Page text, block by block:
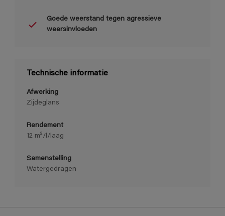
Goede weerstand tegen agressieve
weersinvloeden
Technische informatie
Afwerking
Zijdeglans
Rendement
12 m²/l/laag
Samenstelling
Watergedragen